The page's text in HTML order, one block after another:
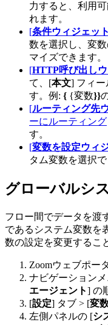
力すると、利用
れます。
[条件ウィジェット
数を選択し、変
マイズできます。
[HTTP呼び出し
て、[本文] フィー
す。例: { {変数}}
[ルーティング先
ーにルーティング
す。
[変数を設定ウィ
タム変数を選択で
グローバルシ
フロー間でデータを渡
であるシステム変数を
数の設定を変更するこ
Zoomウェブポー
ナビゲーション
エージェント] の
[設定] タブ > [変
左側パネルの [シ